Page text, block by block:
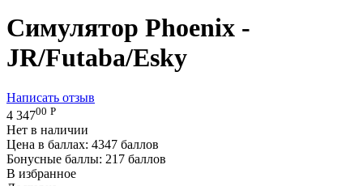
Симулятор Phoenix -
JR/Futaba/Esky
Написать отзыв
4 34700 Р
Нет в наличии
Цена в баллах: 4347 баллов
Бонусные баллы: 217 баллов
В избранное